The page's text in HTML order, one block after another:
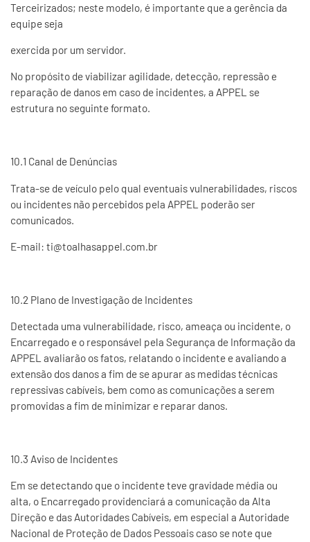
Terceirizados; neste modelo, é importante que a gerência da
equipe seja
exercida por um servidor.
No propósito de viabilizar agilidade, detecção, repressão e
reparação de danos em caso de incidentes, a APPEL se
estrutura no seguinte formato.
10.1 Canal de Denúncias
Trata-se de veículo pelo qual eventuais vulnerabilidades, riscos
ou incidentes não percebidos pela APPEL poderão ser
comunicados.
E-mail: ti@toalhasappel.com.br
10.2 Plano de Investigação de Incidentes
Detectada uma vulnerabilidade, risco, ameaça ou incidente, o
Encarregado e o responsável pela Segurança de Informação da
APPEL avaliarão os fatos, relatando o incidente e avaliando a
extensão dos danos a fim de se apurar as medidas técnicas
repressivas cabíveis, bem como as comunicações a serem
promovidas a fim de minimizar e reparar danos.
10.3 Aviso de Incidentes
Em se detectando que o incidente teve gravidade média ou
alta, o Encarregado providenciará a comunicação da Alta
Direção e das Autoridades Cabíveis, em especial a Autoridade
Nacional de Proteção de Dados Pessoais caso se note que